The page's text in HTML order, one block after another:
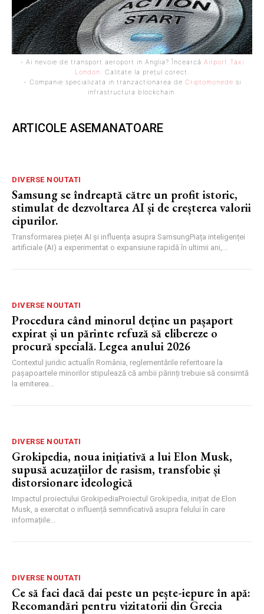
- Ai nevoie de transport aeroport in Anglia? Încearcă Airport Taxi
London . Calitate la prețul corect.
- Companie specializata in tranzactionarea de Criptomonede si
infrastructura blockchain.
ARTICOLE ASEMANATOARE
DIVERSE NOUTATI
Samsung se îndreaptă către un profit istoric,
stimulat de dezvoltarea AI și de creșterea valorii
cipurilor.
Transformarea pieței AI și influența asupra SamsungPiața inteligenței
artificiale (AI) a experimentat o expansiune rapidă în ultimii ani,...
DIVERSE NOUTATI
Procedura când minorul deține un pașaport
expirat și un părinte refuză să elibereze o
procură specială. Legea anului 2026
Contextul juridic actualÎn România, reglementările referitoare la
pașapoartele minorilor stipulează că ambii părinți trebuie să consimtă
la emiterea...
DIVERSE NOUTATI
Grokipedia, noua inițiativă a lui Elon Musk,
supusă acuzațiilor de rasism, transfobie și
distorsionare ideologică
Impactul proiectului GrokipediaProiectul Grokipedia, inițiat de Elon
Musk, a exercitat o influență semnificativă asupra felului în care
informațiile...
DIVERSE NOUTATI
Ce să faci dacă dai peste un pește-iepure în apă:
Recomandări pentru vizitatorii din Grecia